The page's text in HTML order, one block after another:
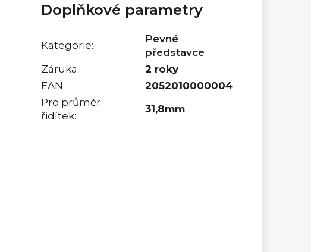
Doplňkové parametry
Kategorie:
Pevné
představce
Záruka:
2 roky
EAN:
2052010000004
Pro průměr
řidítek:
31,8mm